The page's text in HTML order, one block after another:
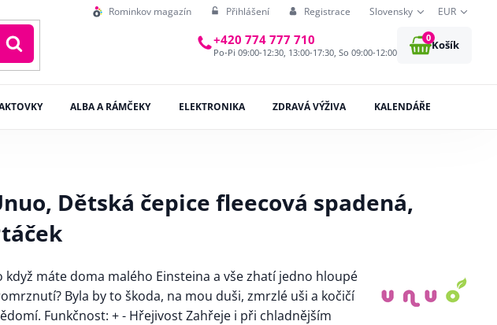
Rominkov magazín Přihlášení Registrace Slovensky EUR
+420 774 777 710
Po-Pi 09:00-12:30, 13:00-17:30, So 09:00-12:00
0
Košík
ALBA A RÁMČEKY ELEKTRONIKA ZDRAVÁ VÝŽIVA KALENDÁŘE
Dětská čepice fleecová spadená,
když máte doma malého Einsteina a vše zhatí jedno hloupé
Byla by to škoda, na mou duši, zmrzlé uši a kočičí
Funkčnost: + - Hřejivost Zahřeje i při chladnějším